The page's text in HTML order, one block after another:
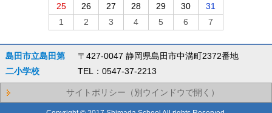
25
26 27 28 29 30
31
1
2 3 4 5 6 7
島田市立島田第
二小学校
〒427-0047 静岡県島田市中溝町2372番地
TEL：0547-37-2213
サイトポリシー（別ウインドウで開く）